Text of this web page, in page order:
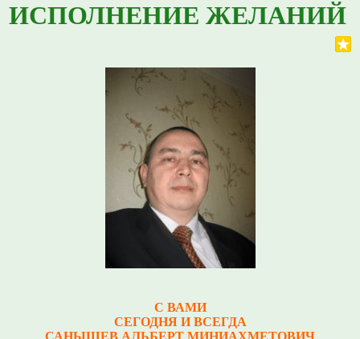
ИСПОЛНЕНИЕ ЖЕЛАНИЙ
С ВАМИ
СЕГОДНЯ И ВСЕГДА
САНЫШЕВ АЛЬБЕРТ МИНИАХМЕТОВИЧ